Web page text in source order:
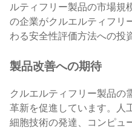
ルティフリー製品の市場規
の企業がクルエルティフリ
わる安全性評価方法への投
製品改善への期待
クルエルティフリー製品の
革新を促進しています。人
細胞技術の発達、コンピュ